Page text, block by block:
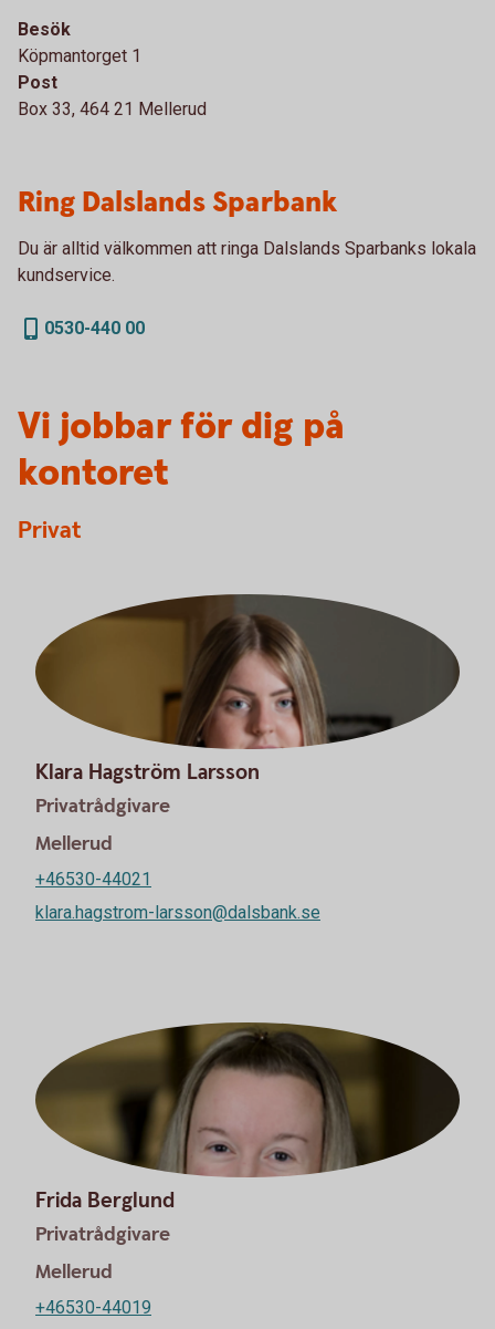
Besök
Köpmantorget 1
Post
Box 33, 464 21 Mellerud
Ring Dalslands Sparbank
Du är alltid välkommen att ringa Dalslands Sparbanks lokala
kundservice.
0530-440 00
Vi jobbar för dig på
kontoret
Privat
Klara Hagström Larsson
Privatrådgivare
Mellerud
+46530-44021
klara.hagstrom-larsson@dalsbank.se
Frida Berglund
Privatrådgivare
Mellerud
+46530-44019